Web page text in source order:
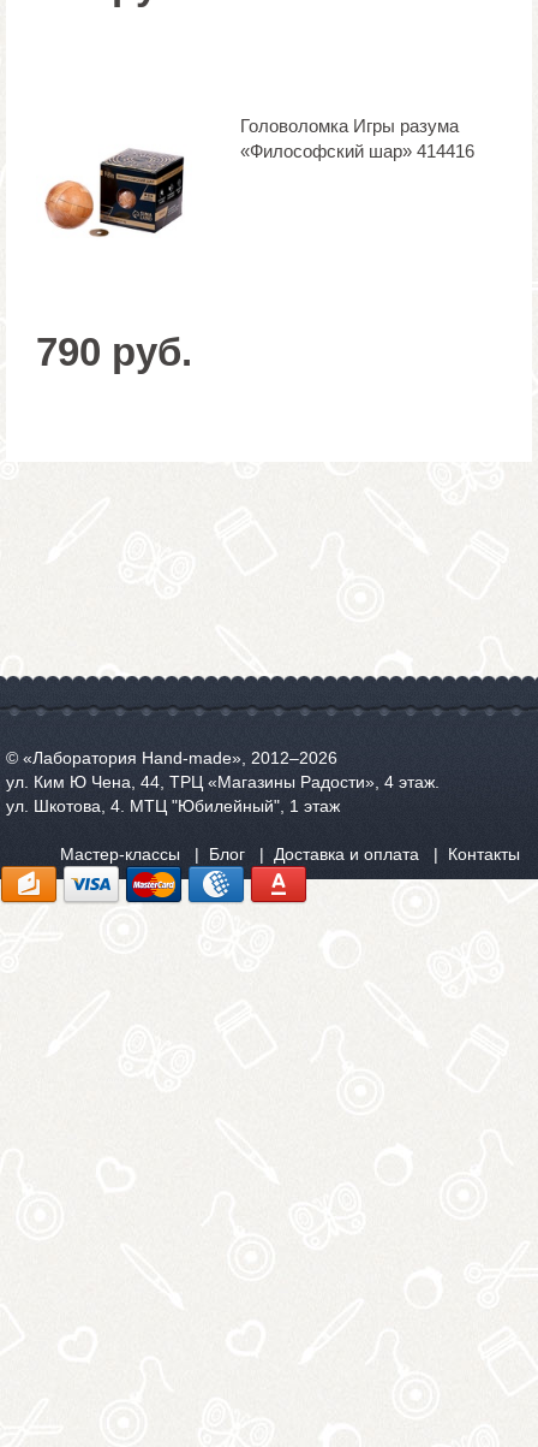
Головоломка Игры разума
«Философский шар» 414416
790 руб.
© «Лаборатория Hand-made», 2012‒2026
ул. Ким Ю Чена, 44, ТРЦ «Магазины Радости», 4 этаж.
ул. Шкотова, 4. МТЦ "Юбилейный", 1 этаж
Мастер-классы Блог Доставка и оплата Контакты